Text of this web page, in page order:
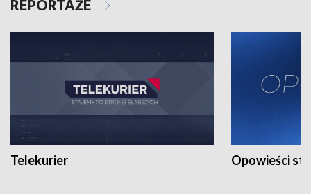
REPORTAŻE
Telekurier Opowieści